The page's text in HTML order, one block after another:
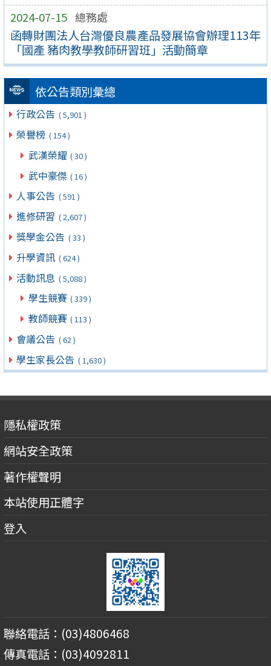
2024-07-15 總務處
函轉財團法人台灣優良農產品發展協會辦理113年
「國產 豬肉教學教師研習班」活動簡章
依公告類別彙總
行政公告 ( 5,901 )
榮譽榜 ( 154 )
武漢榮耀 ( 30 )
武中豪傑 ( 16 )
人事公告 ( 591 )
進修研習 ( 2,607 )
獎學金公告 ( 33 )
升學資訊 ( 624 )
活動訊息 ( 5,088 )
學生競賽 ( 339 )
教師競賽 ( 113 )
會議公告 ( 62 )
學生家長公告 ( 1,630 )
隱私權政策
網站安全政策
著作權聲明
本站使用正體字
登入
聯絡電話：(03)4806468
傳真電話：(03)4092811